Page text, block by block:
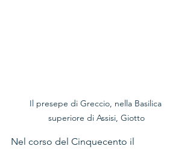
Il presepe di Greccio, nella Basilica
superiore di Assisi, Giotto
Nel corso del Cinquecento il